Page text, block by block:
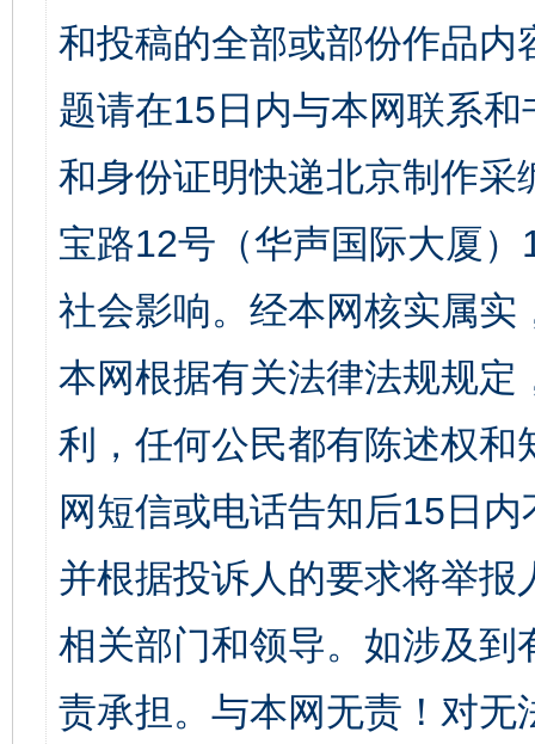
和投稿的全部或部份作品
题请在15日内与本网联系
和身份证明快递北京制作
宝路12号（华声国际大厦
社会影响。经本网核实属
本网根据有关法律法规规
利，任何公民都有陈述权
网短信或电话告知后15日
并根据投诉人的要求将举
相关部门和领导。如涉及
责承担。与本网无责！对